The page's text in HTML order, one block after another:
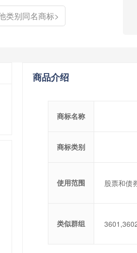
类别同名商标>
商品介绍
商标名称
商标类别
使用范围 股票和债
类似群组